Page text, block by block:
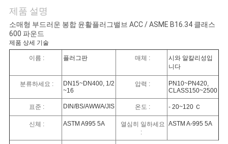
식
인
용
을
제품 설명
소매형 부드러운 봉합 윤활플러그밸브 ACC / ASME B16.34 클래스
600 파운드
제품 상세 기술
이름 : 플러그판 매체 :
시와 알칼리성입
니다
분류하세요 :
DN15~DN400, 1/2
~16
압력 :
PN10~PN420,
CLASS150~2500
표준 : DIN/BS/AWWA/JIS 온도 : - 20~120 Ｃ
신체 : ASTM A995 5A
열심히 일하세요
:
ASTM A-995 5A